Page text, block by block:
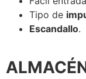
Tipo de
Escandallo.